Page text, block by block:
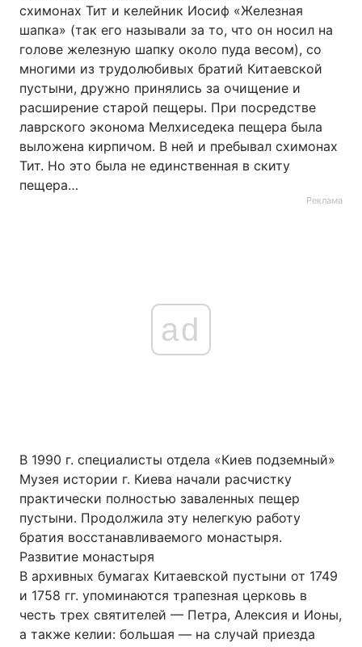
схимонах Тит и келейник Иосиф «Железная
шапка» (так его называли за то, что он носил на
голове железную шапку около пуда весом), со
многими из трудолюбивых братий Китаевской
пустыни, дружно принялись за очищение и
расширение старой пещеры. При посредстве
лаврского эконома Мелхиседека пещера была
выложена кирпичом. В ней и пребывал схимонах
Тит. Но это была не единственная в скиту
пещера…
Реклама
ad
В 1990 г. специалисты отдела «Киев подземный»
Музея истории г. Киева начали расчистку
практически полностью заваленных пещер
пустыни. Продолжила эту нелегкую работу
братия восстанавливаемого монастыря.
Развитие монастыря
В архивных бумагах Китаевской пустыни от 1749
и 1758 гг. упоминаются трапезная церковь в
честь трех святителей — Петра, Алексия и Ионы,
а также келии: большая — на случай приезда